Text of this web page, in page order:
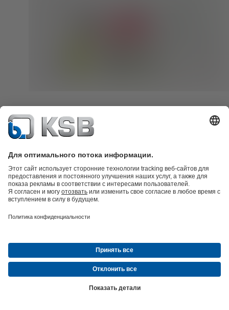
Сервисное обслуживание прочего вращающегося
Ваше оборудование и производственные процессы обладают
который упрощает сервисное обслуживание вращающегося
оборудования «из одних рук».
Одно контактное лицо, сокращение числа
готовность
Узнать подробнее